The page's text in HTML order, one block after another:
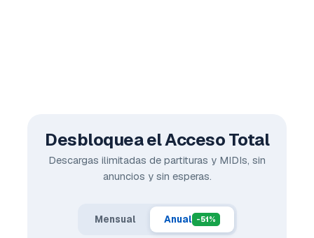
Desbloquea el Acceso Total
Descargas ilimitadas de partituras y MIDIs, sin
anuncios y sin esperas.
Mensual Anual -51%